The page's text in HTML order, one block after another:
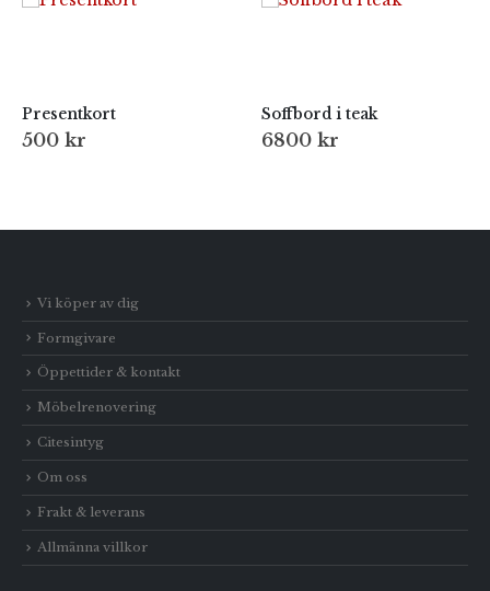
Presentkort
500 kr
Soffbord i teak
6800 kr
Vi köper av dig
Formgivare
Öppettider & kontakt
Möbelrenovering
Citesintyg
Om oss
Frakt & leverans
Allmänna villkor